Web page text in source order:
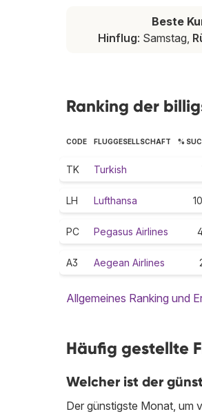
Beste
Hinflug: Samstag,
Ranking der
CODE FLUGGESELLSCHAFT %
TK Turkish
LH Lufthansa
PC Pegasus Airlines
A3 Aegean Airlines
Allgemeines Ranking und
Häufig gestellte
Welcher ist der
Der günstigste Monat, um